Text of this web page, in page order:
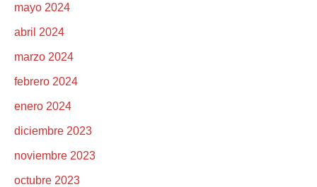
mayo 2024
abril 2024
marzo 2024
febrero 2024
enero 2024
diciembre 2023
noviembre 2023
octubre 2023